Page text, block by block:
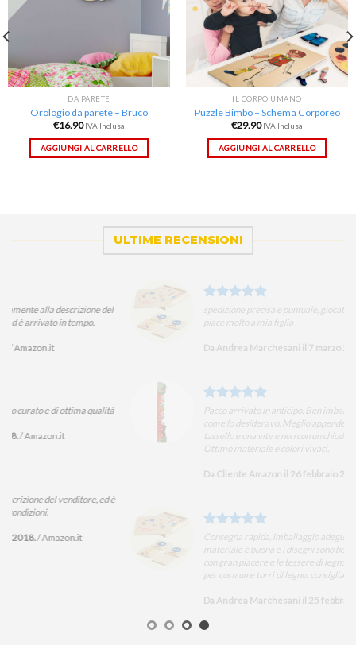
DA PARETE
Orologio da parete – Bruco
€16.90 IVA Inclusa
AGGIUNGI AL CARRELLO
IL CORPO UMANO
Puzzle Bimbo – Schema Corporeo
€29.90 IVA Inclusa
AGGIUNGI AL CARRELLO
ULTIME RECENSIONI
spedizione precisa e puntuale, giocattolo molto ben fatto che
piace molto a mia figlia
Da Andrea Marchesani il 7 marzo 2018./Amazon.it
Pacco arrivato in anticipo. Ben imballato. L’articolo è proprio
come lo desideravo. Meglio appenderlo alla parete con un
tassello e una vite e non con un chiodo per evitare che crolli.
Ottimo materiale e colori vivaci.
Da Cliente Amazon il 26 febbraio 2018./Amazon.it
Consegna rapida, imballaggio adeguato. La qualità del
materiale è buona e i disegni sono ben fatti: mia figlia ci gioca
con gran piacere e le tessere di legno si possono usare anche
per costruire torri di legno: consigliato!
Da Andrea Marchesani il 25 febbraio 2018./Amazon.it